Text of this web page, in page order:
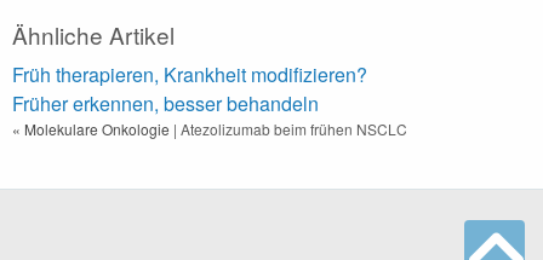
Ähnliche Artikel
Früh therapieren, Krankheit modifizieren?
Früher erkennen, besser behandeln
« Molekulare Onkologie | Atezolizumab beim frühen NSCLC